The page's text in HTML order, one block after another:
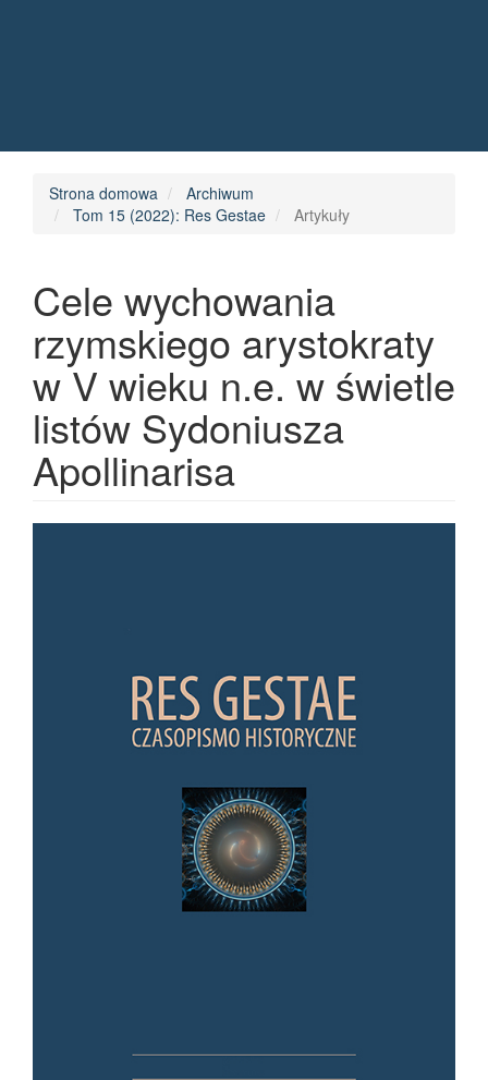
Main Content
Strona domowa
Archiwum
Tom 15 (2022): Res Gestae
Artykuły
Cele wychowania
rzymskiego arystokraty
w V wieku n.e. w świetle
listów Sydoniusza
Apollinarisa